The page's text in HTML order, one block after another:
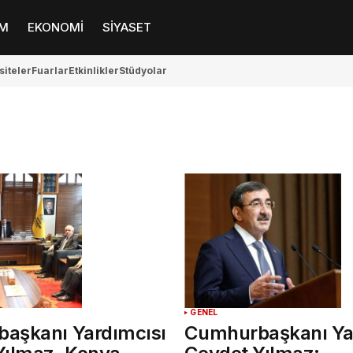
EKONOMİ SİYASET
FuarlarEtkinliklerStüdyolar
Yardımcısı
GENEL
Cumhurbaşkanı